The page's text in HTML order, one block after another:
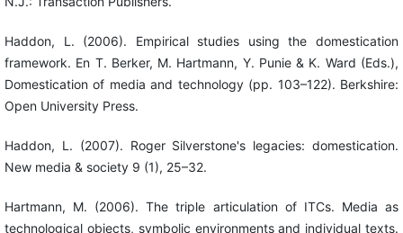
Haddon, L. (2006). Empirical studies using the domestication
framework. En T. Berker, M. Hartmann, Y. Punie & K. Ward (Eds.),
Domestication of media and technology (pp. 103–122). Berkshire:
Open University Press.
Haddon, L. (2007). Roger Silverstone's legacies: domestication.
New media & society 9 (1), 25–32.
Hartmann, M. (2006). The triple articulation of ITCs. Media as
technological objects, symbolic environments and individual texts.